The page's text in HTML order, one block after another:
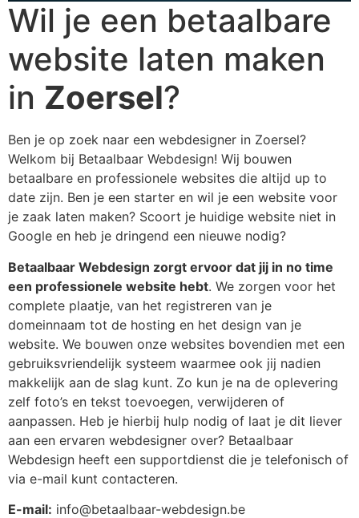
Wil je een betaalbare
website laten maken
in Zoersel?
Ben je op zoek naar een webdesigner in Zoersel?
Welkom bij Betaalbaar Webdesign! Wij bouwen
betaalbare en professionele websites die altijd up to
date zijn. Ben je een starter en wil je een website voor
je zaak laten maken? Scoort je huidige website niet in
Google en heb je dringend een nieuwe nodig?
Betaalbaar Webdesign zorgt ervoor dat jij in no time
een professionele website hebt. We zorgen voor het
complete plaatje, van het registreren van je
domeinnaam tot de hosting en het design van je
website. We bouwen onze websites bovendien met een
gebruiksvriendelijk systeem waarmee ook jij nadien
makkelijk aan de slag kunt. Zo kun je na de oplevering
zelf foto’s en tekst toevoegen, verwijderen of
aanpassen. Heb je hierbij hulp nodig of laat je dit liever
aan een ervaren webdesigner over? Betaalbaar
Webdesign heeft een supportdienst die je telefonisch of
via e-mail kunt contacteren.
E-mail: info@betaalbaar-webdesign.be